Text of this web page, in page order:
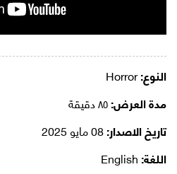
النوع:Horror
مدة العرض:
تاريخ الاصدار:
اللغة: